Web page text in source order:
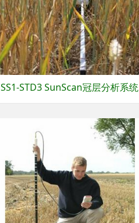
SS1-STD3 SunScan冠层分析系统